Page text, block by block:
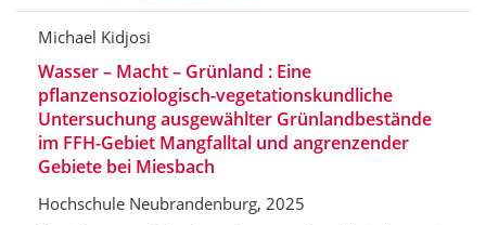
Michael Kidjosi
Wasser – Macht – Grünland : Eine
pflanzensoziologisch-vegetationskundliche
Untersuchung ausgewählter Grünlandbestände
im FFH-Gebiet Mangfalltal und angrenzender
Gebiete bei Miesbach
Hochschule Neubrandenburg, 2025